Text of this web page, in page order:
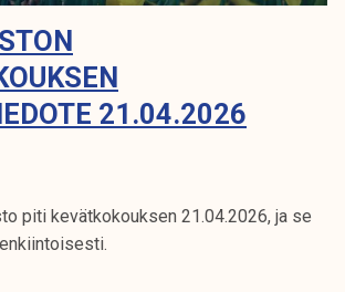
21.04.2026
piti kevätkokouksen 21.04.2026, ja se